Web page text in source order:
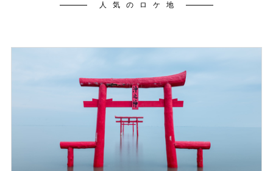
人気のロケ地